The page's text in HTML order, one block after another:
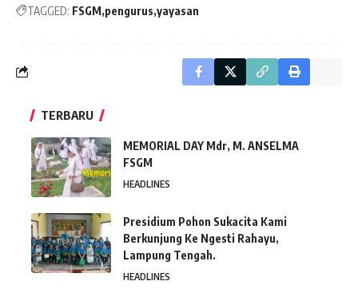
TAGGED: FSGM pengurus yayasan
TERBARU
MEMORIAL DAY Mdr, M. ANSELMA
FSGM
HEADLINES
Presidium Pohon Sukacita Kami
Berkunjung Ke Ngesti Rahayu,
Lampung Tengah.
HEADLINES